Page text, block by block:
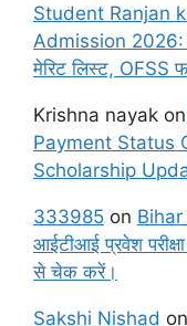
Student Ranjan
Admission 2026:
मेरिट लिस्ट, OFSS
Krishna nayak on
Payment Status
Scholarship
333985 on Bihar
आईटीआई प्रवेश
से चेक करें।
Sakshi Nishad on